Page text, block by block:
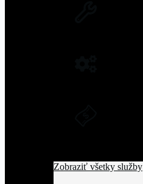
Zobraziť všetky služby